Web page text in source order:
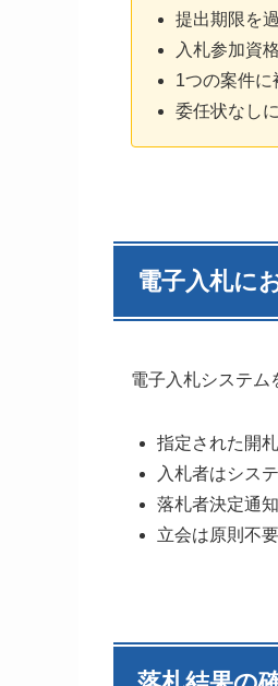
提出期限を
入札参加資
1つの案件に
委任状なし
電子入札に
電子入札システム
指定された開
入札者はシス
落札者決定通
立会は原則不